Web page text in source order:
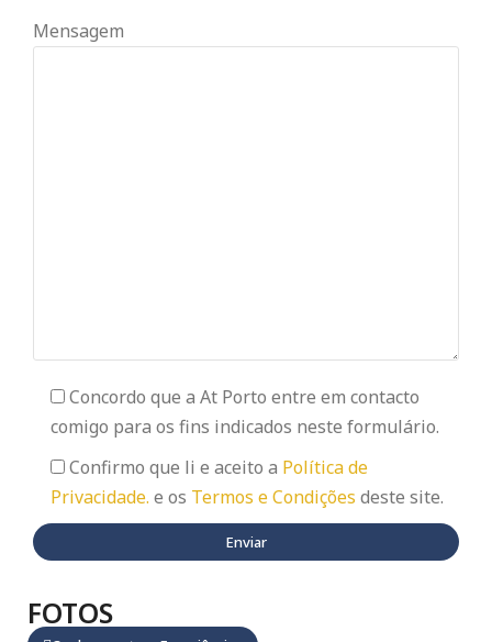
Mensagem
Concordo que a At Porto entre em contacto
comigo para os fins indicados neste formulário.
Confirmo que li e aceito a Política de
Privacidade. e os Termos e Condições deste site.
FOTOS